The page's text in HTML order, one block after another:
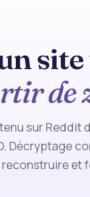
de
sur
Décryptage
et